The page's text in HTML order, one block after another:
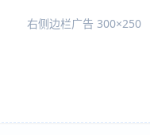
右侧边栏广告 300×250